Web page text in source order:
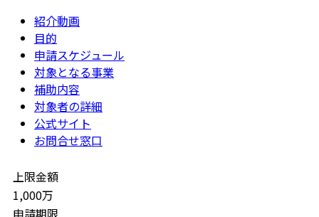
紹介動画
目的
申請スケジュール
対象となる事業
補助内容
対象者の詳細
公式サイト
お問合せ窓口
上限金額
1,000万